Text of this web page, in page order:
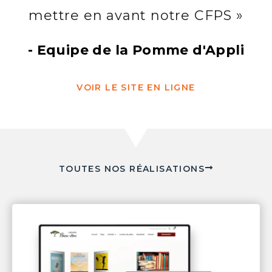
mettre en avant notre CFPS »
- Equipe de la Pomme d'Appli
VOIR LE SITE EN LIGNE
TOUTES NOS RÉALISATIONS